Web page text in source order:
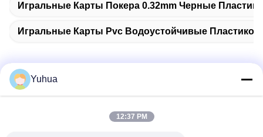
Игральные Карты Покера 0.32mm Черные
Игральные Карты Pvc Водоустойчивые
Yuhua
12:37 PM